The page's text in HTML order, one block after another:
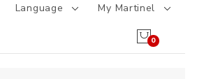
Language My Martinel
0